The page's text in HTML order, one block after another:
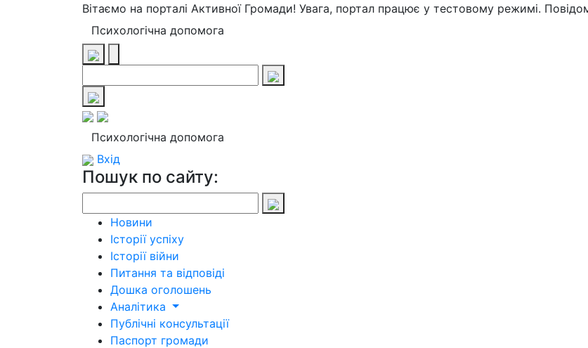
Вітаємо на порталі Активної Громади! Увага, портал працює у тестовому режимі.
Психологічна допомога
Психологічна допомога
Вхід
Пошук по сайту:
Новини
Історії успіху
Історії війни
Питання та відповіді
Дошка оголошень
Аналітика
Публічні консультації
Паспорт громади